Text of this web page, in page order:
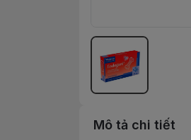
Mô tả chi tiết